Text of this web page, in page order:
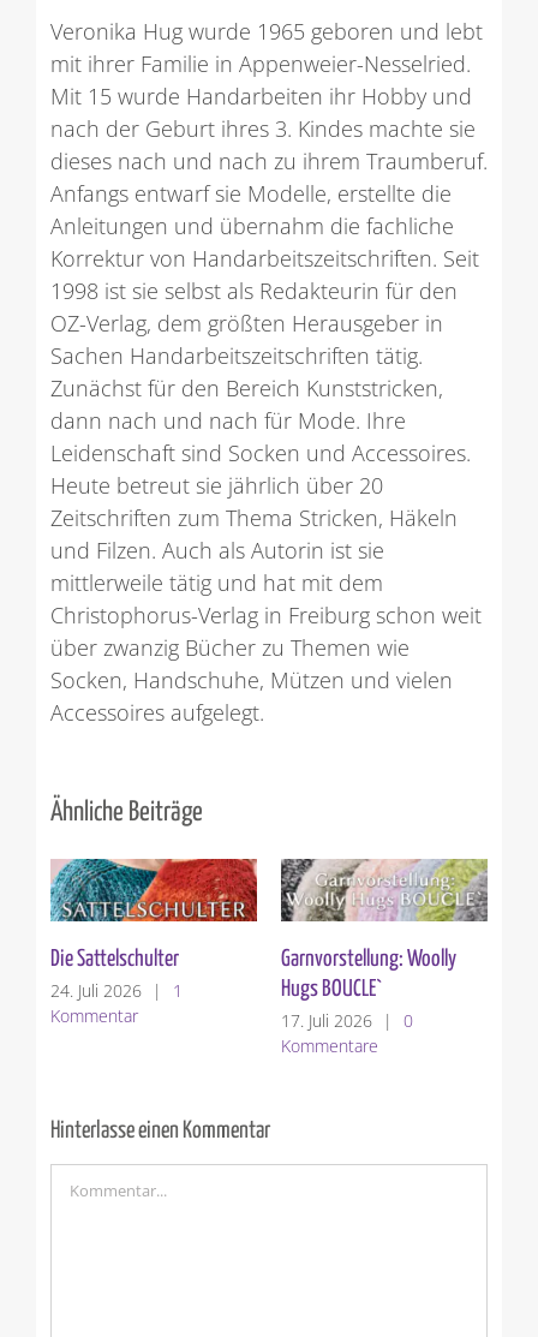
Veronika Hug wurde 1965 geboren und lebt
mit ihrer Familie in Appenweier-Nesselried.
Mit 15 wurde Handarbeiten ihr Hobby und
nach der Geburt ihres 3. Kindes machte sie
dieses nach und nach zu ihrem Traumberuf.
Anfangs entwarf sie Modelle, erstellte die
Anleitungen und übernahm die fachliche
Korrektur von Handarbeitszeitschriften. Seit
1998 ist sie selbst als Redakteurin für den
OZ-Verlag, dem größten Herausgeber in
Sachen Handarbeitszeitschriften tätig.
Zunächst für den Bereich Kunststricken,
dann nach und nach für Mode. Ihre
Leidenschaft sind Socken und Accessoires.
Heute betreut sie jährlich über 20
Zeitschriften zum Thema Stricken, Häkeln
und Filzen. Auch als Autorin ist sie
mittlerweile tätig und hat mit dem
Christophorus-Verlag in Freiburg schon weit
über zwanzig Bücher zu Themen wie
Socken, Handschuhe, Mützen und vielen
Accessoires aufgelegt.
Ähnliche Beiträge
Die Sattelschulter
24. Juli 2026
|
1
Kommentar
Garnvorstellung: Woolly
Hugs BOUCLE`
17. Juli 2026
|
0
Kommentare
Hinterlasse einen Kommentar
Kommentar